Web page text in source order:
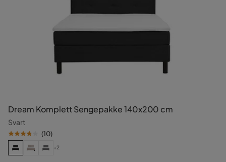
Dream Komplett Sengepakke 140x200 cm
Svart
(10)
+2